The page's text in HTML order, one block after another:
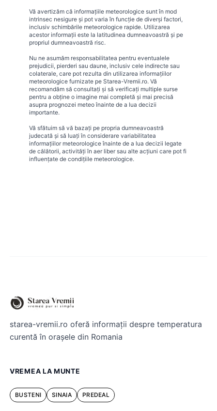
Vă avertizăm că informațiile meteorologice sunt în mod
intrinsec nesigure și pot varia în funcție de diverși factori,
inclusiv schimbările meteorologice rapide. Utilizarea
acestor informații este la latitudinea dumneavoastră și pe
propriul dumneavoastră risc.
Nu ne asumăm responsabilitatea pentru eventualele
prejudicii, pierderi sau daune, inclusiv cele indirecte sau
colaterale, care pot rezulta din utilizarea informațiilor
meteorologice furnizate pe Starea-Vremii.ro. Vă
recomandăm să consultați și să verificați multiple surse
pentru a obține o imagine mai completă și mai precisă
asupra prognozei meteo înainte de a lua decizii
importante.
Vă sfătuim să vă bazați pe propria dumneavoastră
judecată și să luați în considerare variabilitatea
informațiilor meteorologice înainte de a lua decizii legate
de călătorii, activități în aer liber sau alte acțiuni care pot fi
influențate de condițiile meteorologice.
starea-vremii.ro oferă informații despre temperatura
curentă în orașele din Romania
VREMEA LA MUNTE
BUSTENI SINAIA PREDEAL